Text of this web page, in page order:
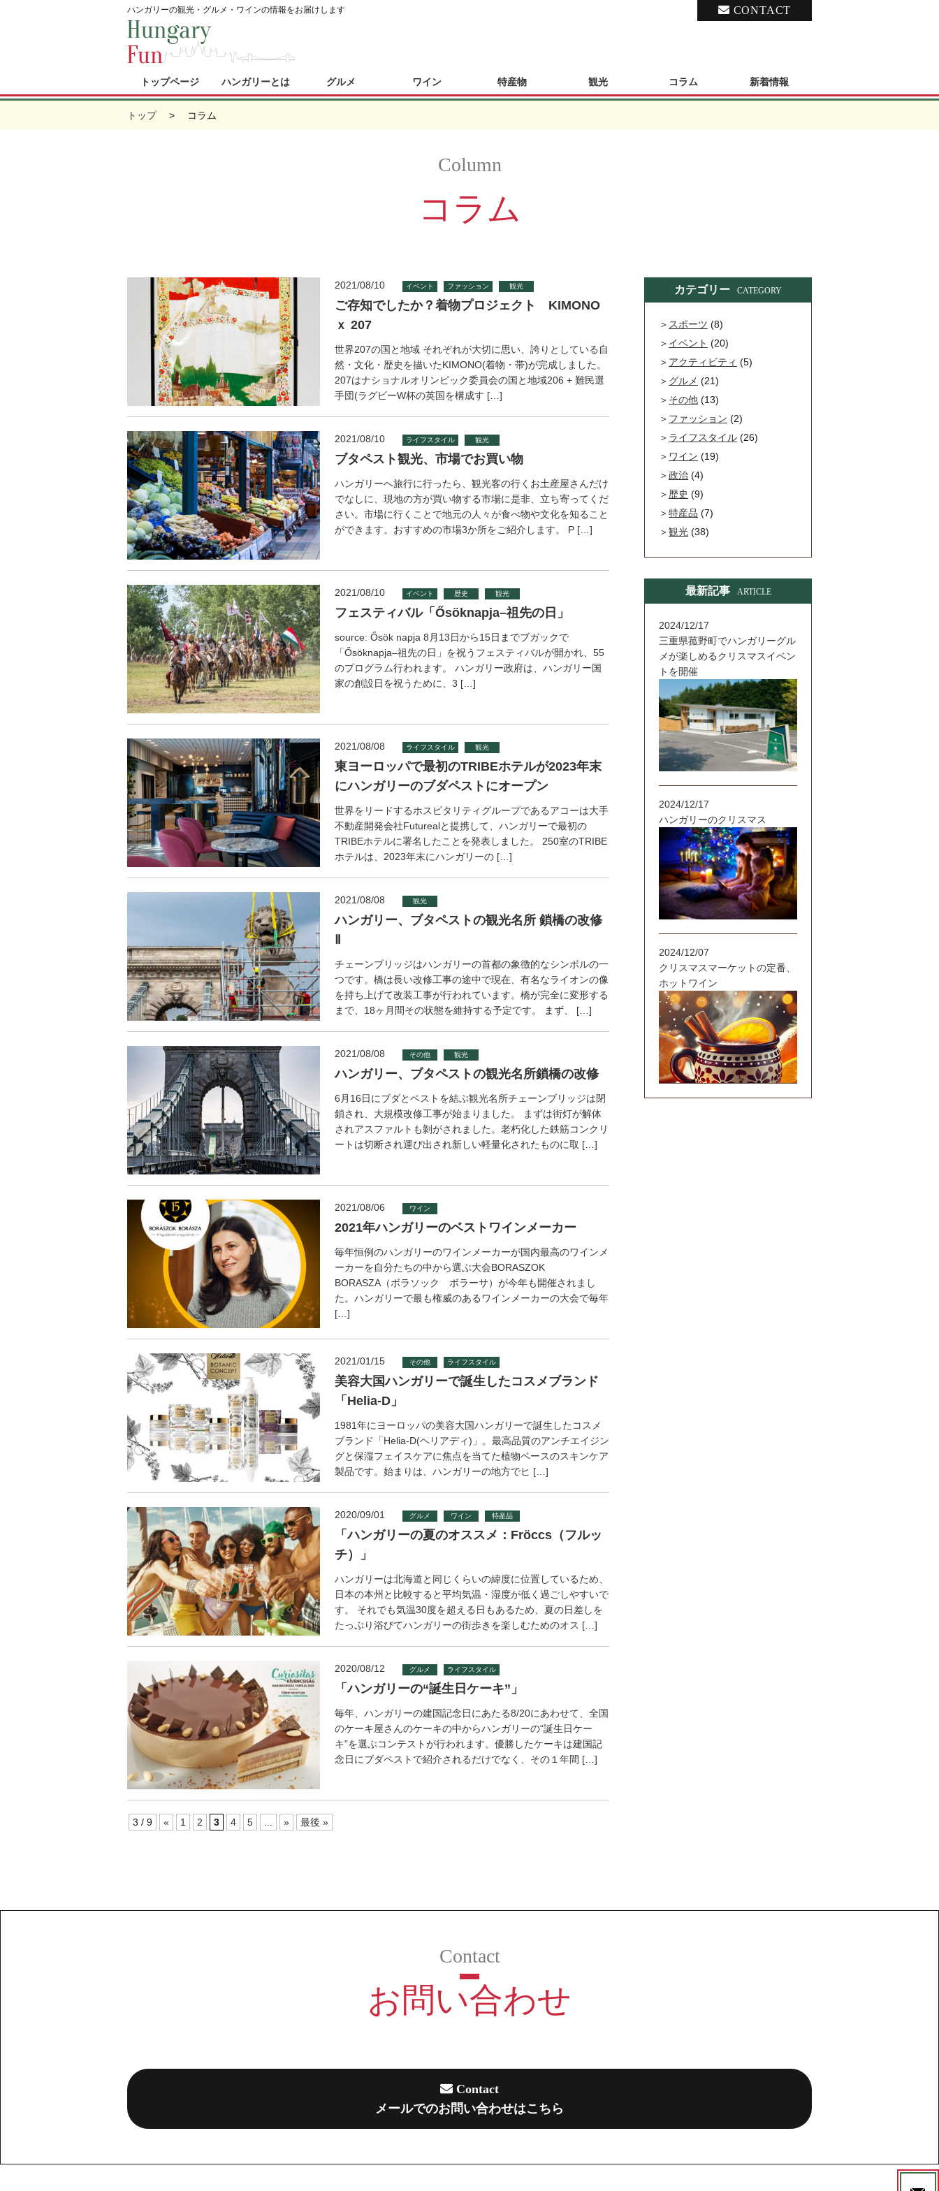
ハンガリーの観光・グルメ・ワインの情報をお届けします CONTACT
トップページ ハンガリーとは グルメ ワイン 特産物 観光 コラム 新着情報
トップ コラム
コラム
2021/08/10 イベント ファッション 観光
ご存知でしたか？着物プロジェクト KIMONO
ｘ 207
世界207の国と地域 それぞれが大切に思い、誇りとしている自
然・文化・歴史を描いたKIMONO(着物・帯)が完成しました。
207はナショナルオリンピック委員会の国と地域206 + 難民選
手団(ラグビーW杯の英国を構成す […]
2021/08/10 ライフスタイル 観光
ブタペスト観光、市場でお買い物
ハンガリーへ旅行に行ったら、観光客の行くお土産屋さんだけ
でなしに、現地の方が買い物する市場に是非、立ち寄ってくだ
さい。市場に行くことで地元の人々が食べ物や文化を知ること
ができます。おすすめの市場3か所をご紹介します。 P […]
2021/08/10 イベント 歴史 観光
フェスティバル「Ősöknapja–祖先の日」
source: Ősök napja 8月13日から15日までブガックで
「Ősöknapja–祖先の日」を祝うフェスティバルが開かれ、55
のプログラム行われます。 ハンガリー政府は、ハンガリー国
家の創設日を祝うために、3 […]
2021/08/08 ライフスタイル 観光
東ヨーロッパで最初のTRIBEホテルが2023年末
にハンガリーのブダペストにオープン
世界をリードするホスピタリティグループであるアコーは大手
不動産開発会社Futurealと提携して、ハンガリーで最初の
TRIBEホテルに署名したことを発表しました。 250室のTRIBE
ホテルは、2023年末にハンガリーの […]
2021/08/08 観光
ハンガリー、ブタペストの観光名所 鎖橋の改修
チェーンブリッジはハンガリーの首都の象徴的なシンボルの一
つです。橋は長い改修工事の途中で現在、有名なライオンの像
を持ち上げて改装工事が行われています。橋が完全に変形する
まで、18ヶ月間その状態を維持する予定です。 まず、 […]
2021/08/08 その他 観光
ハンガリー、ブタペストの観光名所鎖橋の改修
6月16日にブダとペストを結ぶ観光名所チェーンブリッジは閉
鎖され、大規模改修工事が始まりました。 まずは街灯が解体
されアスファルトも剝がされました。老朽化した鉄筋コンクリ
ートは切断され運び出され新しい軽量化されたものに取 […]
2021/08/06 ワイン
2021年ハンガリーのベストワインメーカー
毎年恒例のハンガリーのワインメーカーが国内最高のワインメ
ーカーを自分たちの中から選ぶ大会BORASZOK
BORASZA（ボラソック ボラーサ）が今年も開催されまし
た。ハンガリーで最も権威のあるワインメーカーの大会で毎年
[…]
2021/01/15 その他 ライフスタイル
美容大国ハンガリーで誕生したコスメブランド
「Helia-D」
1981年にヨーロッパの美容大国ハンガリーで誕生したコスメ
ブランド「Helia-D(ヘリアディ)」。最高品質のアンチエイジン
グと保湿フェイスケアに焦点を当てた植物ベースのスキンケア
製品です。始まりは、ハンガリーの地方でヒ […]
2020/09/01 グルメ ワイン 特産品
「ハンガリーの夏のオススメ：Fröccs（フルッ
チ）」
ハンガリーは北海道と同じくらいの緯度に位置しているため、
日本の本州と比較すると平均気温・湿度が低く過ごしやすいで
す。 それでも気温30度を超える日もあるため、夏の日差しを
たっぷり浴びてハンガリーの街歩きを楽しむためのオス […]
2020/08/12 グルメ ライフスタイル
「ハンガリーの“誕生日ケーキ”」
毎年、ハンガリーの建国記念日にあたる8/20にあわせて、全国
のケーキ屋さんのケーキの中からハンガリーの“誕生日ケー
キ”を選ぶコンテストが行われます。優勝したケーキは建国記
念日にブダペストで紹介されるだけでなく、その１年間 […]
3 / 9 « 1 2 3 4 5 » 最後 »
カテゴリー CATEGORY
スポーツ (8)
イベント (20)
アクティビティ (5)
グルメ (21)
その他 (13)
ファッション (2)
ライフスタイル (26)
ワイン (19)
政治 (4)
歴史 (9)
特産品 (7)
観光 (38)
最新記事 ARTICLE
2024/12/17
三重県菰野町でハンガリーグル
メが楽しめるクリスマスイベン
トを開催
2024/12/17
ハンガリーのクリスマス
2024/12/07
クリスマスマーケットの定番、
ホットワイン
お問い合わせ
Contact
メールでのお問い合わせはこちら